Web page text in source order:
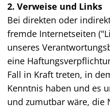
2. Verweise und Links
Bei direkten oder
fremde Internetseiten
unseres
eine
Fall in Kraft treten, in
Kenntnis haben und es
und zumutbar wäre, die